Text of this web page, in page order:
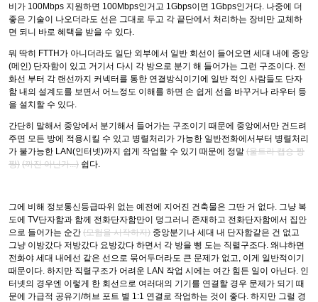
비가 100Mbps 지원하면 100Mbps인거고 1Gbps이면 1Gbps인거다. 나중에 더
좋은 기술이 나오더라도 선은 그대로 두고 각 끝단에서 처리하는 장비만 교체하
면 되니 바로 혜택을 받을 수 있다.
뭐 딱히 FTTH가 아니더라도 일단 외부에서 일반 회선이 들어오면 세대 내에 중앙
(메인) 단자함이 있고 거기서 다시 각 방으로 분기 해 들어가는 그런 구조이다. 전
화선 부터 각 랜선까지 커넥터를 통한 연결방식이기에 일반 적인 사람들도 단자
함 내의 설계도를 보면서 어느정도 이해를 하면 손 쉽게 선을 바꾸거나 라우터 등
을 설치할 수 있다.
간단히 말해서 중앙에서 분기해서 들어가는 구조이기 때문에 중앙에서만 건드려
주면 모든 방에 적용시킬 수 있고 병렬처리가 가능한 일반전화에서부터 병렬처리
가 불가능한 LAN(인터넷)까지 쉽게 작업할 수 있기 때문에 정말 (울트라 캡숑 짱
짱) (까진 아닌가...) 쉽다.
그에 비해 정보통신등급따위 없는 예전에 지어진 건축물은 그딴 거 없다. 그냥 복
도에 TV단자함과 함께 전화단자함만이 덩그러니 존재하고 전화단자함에서 집안
으로 들어가는 순간 (모험을 시작하지) 중앙분기나 세대 내 단자함같은 건 없고
그냥 이방갔다 저방갔다 요방갔다 하면서 각 방을 삥 도는 직렬구조다. 왜냐하면
전화야 세대 내에선 같은 선으로 묶어두더라도 큰 문제가 없고, 이게 일반적이기
때문이다. 하지만 직렬구조가 어려운 LAN 작업 시에는 여간 힘든 일이 아닌다. 인
터넷의 경우엔 이렇게 한 회선으로 여러대의 기기를 연결할 경우 문제가 되기 때
문에 가급적 공유기/허브 포트 별 1:1 연결로 작업하는 것이 좋다. 하지만 그럴 경